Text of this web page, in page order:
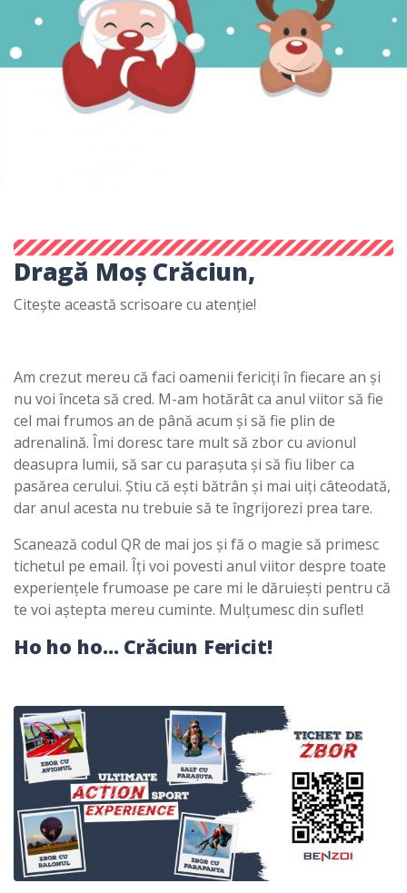
Dragă Moș Crăciun,
Citește această scrisoare cu atenție!
Am crezut mereu că faci oamenii fericiți în fiecare an și
nu voi înceta să cred. M-am hotărât ca anul viitor să fie
cel mai frumos an de până acum și să fie plin de
adrenalină. Îmi doresc tare mult să zbor cu avionul
deasupra lumii, să sar cu parașuta și să fiu liber ca
pasărea cerului. Știu că ești bătrân și mai uiți câteodată,
dar anul acesta nu trebuie să te îngrijorezi prea tare.
Scanează codul QR de mai jos și fă o magie să primesc
tichetul pe email. Îți voi povesti anul viitor despre toate
experiențele frumoase pe care mi le dăruiești pentru că
te voi aștepta mereu cuminte. Mulțumesc din suflet!
Ho ho ho… Crăciun Fericit!